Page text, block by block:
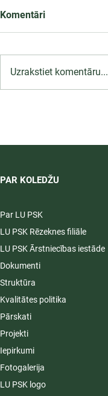
Komentāri
Uzrakstiet komentāru...
PAR KOLEDŽU
Par LU PSK
LU PSK Rēzeknes filiāle
LU PSK Ārstniecības iestāde
Dokumenti
Struktūra
Kvalitātes politika
Pārskati
Projekti
Iepirkumi
Fotogalerija
LU PSK logo